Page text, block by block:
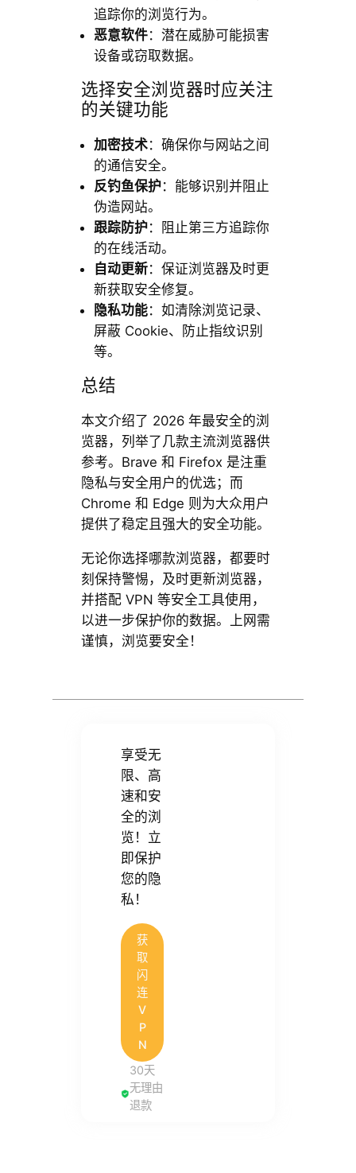
追踪你的浏览行为。
恶意软件：潜在威胁可能损害
设备或窃取数据。
选择安全浏览器时应关注
的关键功能
加密技术：确保你与网站之间
的通信安全。
反钓鱼保护：能够识别并阻止
伪造网站。
跟踪防护：阻止第三方追踪你
的在线活动。
自动更新：保证浏览器及时更
新获取安全修复。
隐私功能：如清除浏览记录、
屏蔽 Cookie、防止指纹识别
等。
总结
本文介绍了 2026 年最安全的浏
览器，列举了几款主流浏览器供
参考。Brave 和 Firefox 是注重
隐私与安全用户的优选；而
Chrome 和 Edge 则为大众用户
提供了稳定且强大的安全功能。
无论你选择哪款浏览器，都要时
刻保持警惕，及时更新浏览器，
并搭配 VPN 等安全工具使用，
以进一步保护你的数据。上网需
谨慎，浏览要安全！
享受无
限、高
速和安
全的浏
览！立
即保护
您的隐
私！
获
取
闪
连
V
P
N
30天
无理由
退款